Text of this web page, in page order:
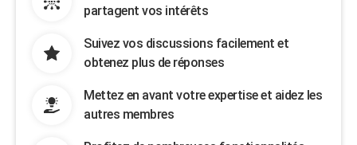
partagent vos intérêts
Suivez vos discussions facilement et
obtenez plus de réponses
Mettez en avant votre expertise et aidez les
autres membres